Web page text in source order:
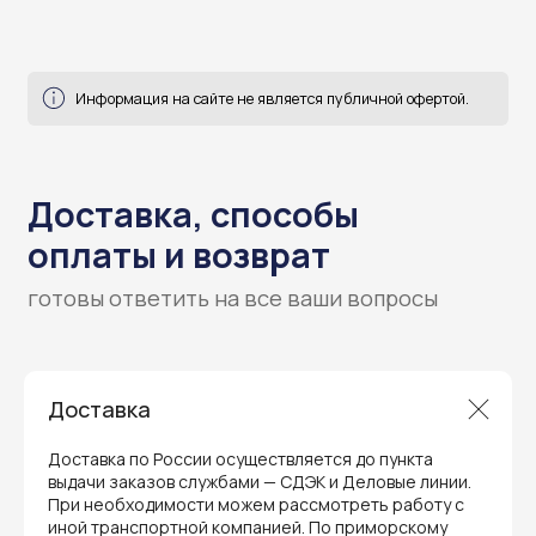
Доставка
Доставка по России осуществляется до пункта
выдачи заказов службами — СДЭК и Деловые линии.
При необходимости можем рассмотреть работу с
иной транспортной компанией. По приморскому
Мы предлагаем полный послепродажный
сервис для торгового оборудования,
видеонаблюдения и онлайн-касс. Все
устройства, купленные у нас, покрываются
ремонт и сервис